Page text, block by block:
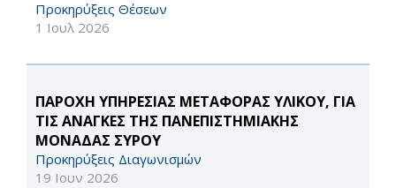
Προκηρύξεις Θέσεων
1 Ιουλ 2026
ΠΑΡΟΧΗ ΥΠΗΡΕΣΙΑΣ ΜΕΤΑΦΟΡΑΣ ΥΛΙΚΟΥ, ΓΙΑ
ΤΙΣ ΑΝΑΓΚΕΣ ΤΗΣ ΠΑΝΕΠΙΣΤΗΜΙΑΚΗΣ
ΜΟΝΑΔΑΣ ΣΥΡΟΥ
Προκηρύξεις Διαγωνισμών
19 Ιουν 2026